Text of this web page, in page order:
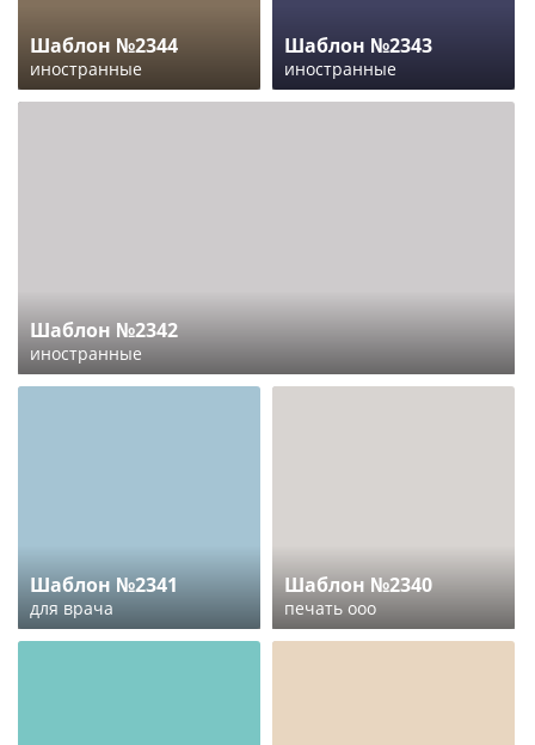
Шаблон №2344
иностранные
Шаблон №2343
иностранные
Шаблон №2342
иностранные
Шаблон №2341
для врача
Шаблон №2340
печать ооо